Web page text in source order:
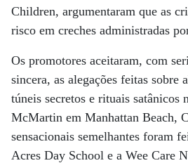
Children, argumentaram que as
risco em creches administradas
Os promotores aceitaram, com
sincera, as alegações feitas sobre
túneis secretos e rituais satânicos
McMartin em Manhattan Beach,
sensacionais semelhantes foram
Acres Day School e a Wee Care